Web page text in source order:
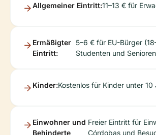
Allgemeiner Eintritt:11–13 € für
Ermäßigter
Eintritt:
5–6 € für EU-Bürger
Studenten und Senioren
Kinder:Kostenlos für Kinder unter 10
Einwohner und
Behinderte
Freier Eintritt für
Córdobas und